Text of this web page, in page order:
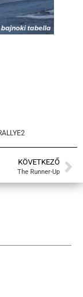
KÖVETKEZŐ
The Runner-Up